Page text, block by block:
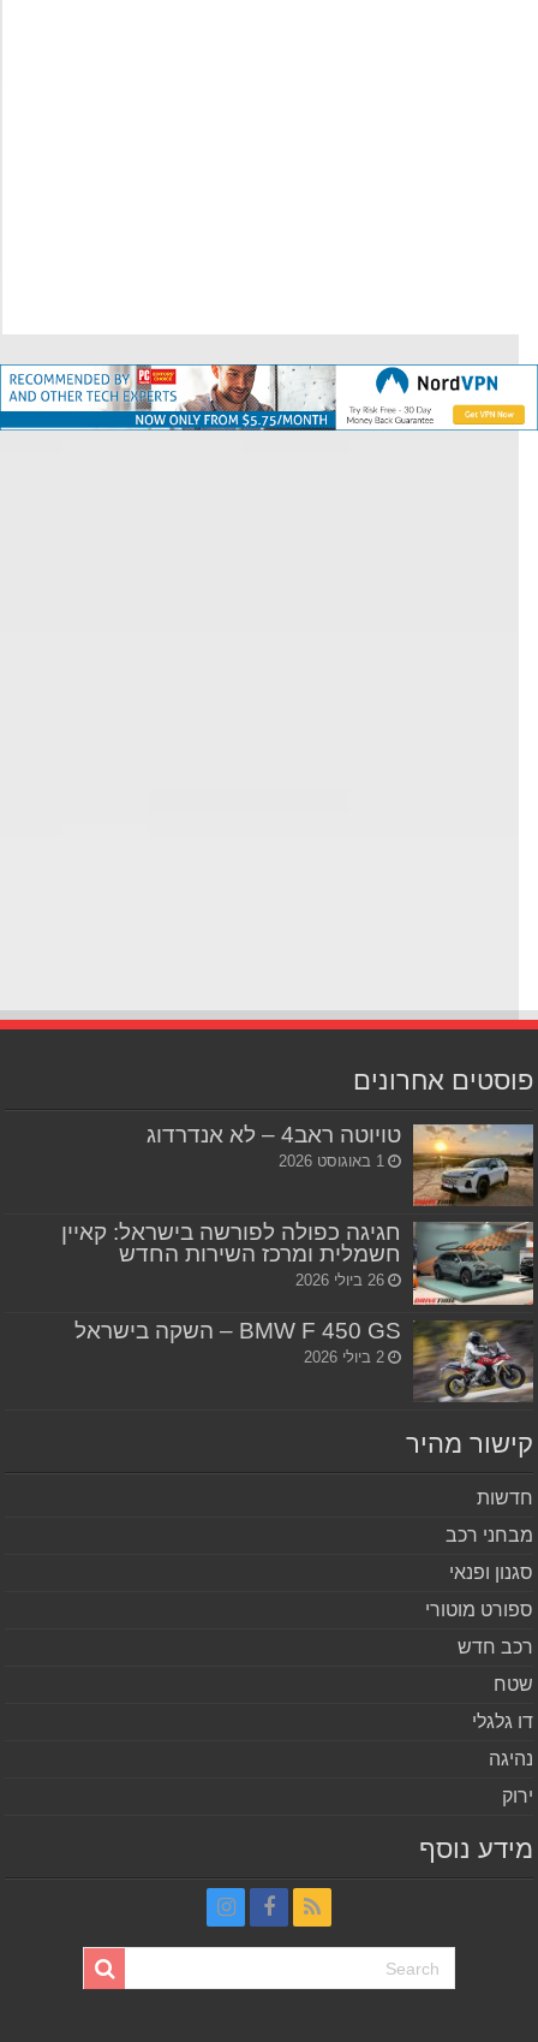
אחרונים
טויוטה ראב4 – לא אנדרדוג
1 באוגוסט 2026
חגיגה כפולה לפורשה בישראל: קאיין
חשמלית ומרכז השירות החדש
26 ביולי 2026
BMW F 450 GS – השקה בישראל
2 ביולי 2026
מהיר
רכב
ופנאי
מוטורי
חדש
גלגלי
נוסף